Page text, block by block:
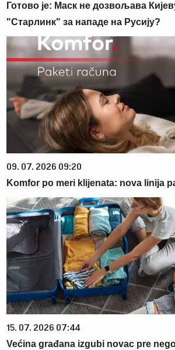
Готово је: Маск не дозвољава
"Старлинк" за нападе на Русију?
09. 07. 2026 09:20
Komfor po meri klijenata: nova linija
15. 07. 2026 07:44
Većina građana izgubi novac pre